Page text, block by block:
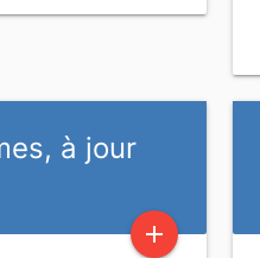
à jour
add